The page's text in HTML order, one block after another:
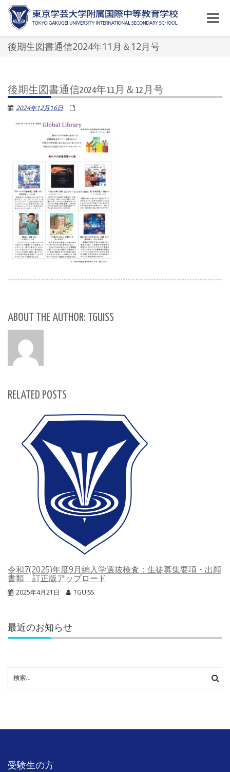
Toggle
後期生図書通信2024年11月＆12月号
後期生図書通信2024年11月＆12月号
2024年12月16日
ABOUT THE AUTHOR: TGUISS
RELATED POSTS
令和7(2025)年度9月編入学選抜検査：生徒募集要項・出願
書類 訂正版アップロード
2025年4月21日 TGUISS
最近のお知らせ
索:
受験生の方